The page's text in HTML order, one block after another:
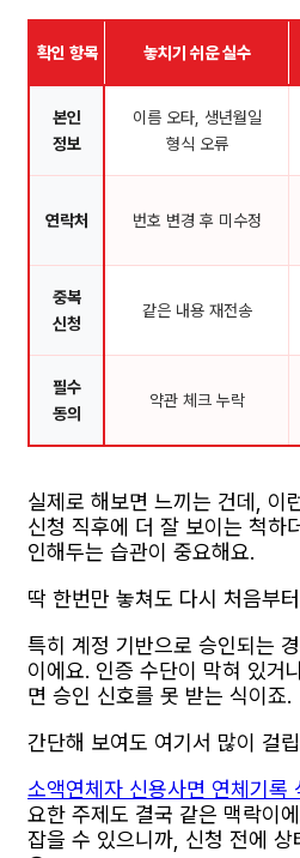
확인 항목 놓치기 쉬운 실수
본인
정보
이름 오타, 생년월일
형식 오류
연락처 번호 변경 후 미수정
중복
신청
같은 내용 재전송
필수
동의
약관 체크 누락
실제로 해보면 느끼는 건데, 이
신청 직후에 더 잘 보이는 척하
인해두는 습관이 중요해요.
딱 한번만 놓쳐도 다시 처음부
특히 계정 기반으로 승인되는
이에요. 인증 수단이 막혀 있거
면 승인 신호를 못 받는 식이죠.
간단해 보여도 여기서 많이 걸
소액연체자 신용사면 연체기록
요한 주제도 결국 같은 맥락이
잡을 수 있으니까, 신청 전에 상